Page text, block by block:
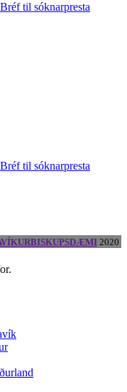
til sóknarpresta
til sóknarpresta
2020